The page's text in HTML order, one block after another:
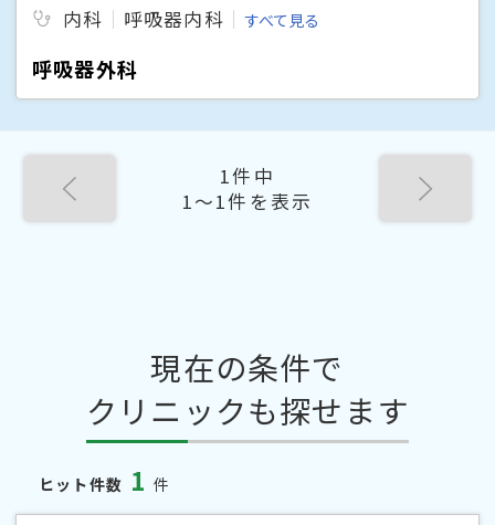
内科
呼吸器内科 すべて見る
呼吸器外科
1件中
1〜1件を表示
現在の条件で
クリニックも探せます
ヒット件数 1 件